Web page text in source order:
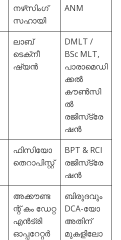
നഴ്‌സിംഗ്
സഹായി
ANM
ലാബ്
ടെക്‌നീ
ഷ്യന്‍
DMLT /
BSc MLT,
പാരാമെഡി
ക്കല്‍
കൗണ്‍സി
ല്‍
രജിസ്‌ട്രേ
ഷന്‍
ഫിസിയോ
തെറാപിസ്റ്റ്
BPT & RCI
രജിസ്‌ട്രേ
ഷന്‍
അക്കൗണ്ട
ന്റ് കം ഡേറ്റ
എന്‍ട്രി
ഓപ്പറേറ്റര്‍
ബിരുദവും
DCA-യോ
അതിന്
മുകളിലോ